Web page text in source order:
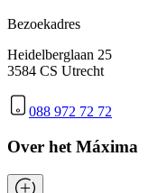
Bezoekadres
Heidelberglaan 25
3584 CS Utrecht
088 972 72 72
Over het Máxima